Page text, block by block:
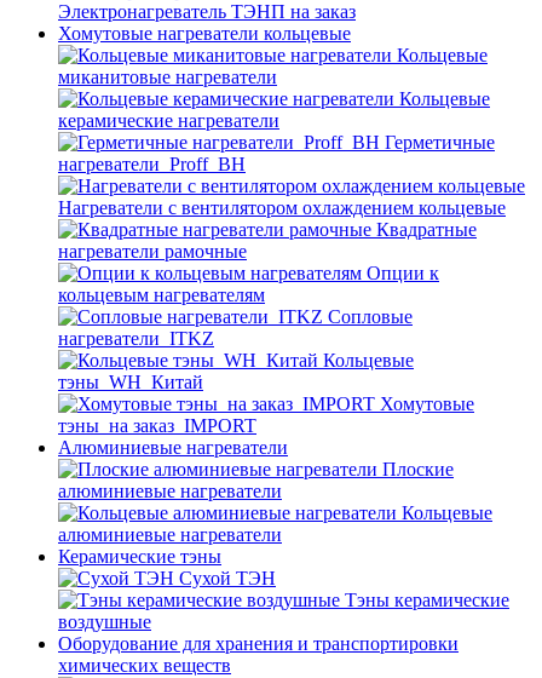
Электронагреватель ТЭНП на заказ
Хомутовые нагреватели кольцевые
Кольцевые
миканитовые нагреватели
Кольцевые
керамические нагреватели
Герметичные
нагреватели_Proff_BH
Нагреватели с вентилятором охлаждением кольцевые
Квадратные
нагреватели рамочные
Опции к
кольцевым нагревателям
Cопловые
нагреватели_ITKZ
Кольцевые
тэны_WH_Китай
Хомутовые
тэны_на заказ_IMPORT
Алюминиевые нагреватели
Плоские
алюминиевые нагреватели
Кольцевые
алюминиевые нагреватели
Керамические тэны
Сухой ТЭН
Тэны керамические
воздушные
Оборудование для хранения и транспортировки
химических веществ